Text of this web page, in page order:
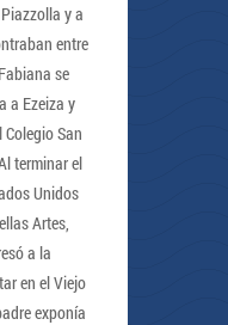
y a
entre
se
a Ezeiza y
San
terminar el
Unidos
Artes,
a la
en el Viejo
exponía